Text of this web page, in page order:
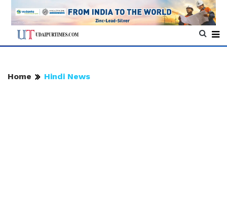
Home Hindi News